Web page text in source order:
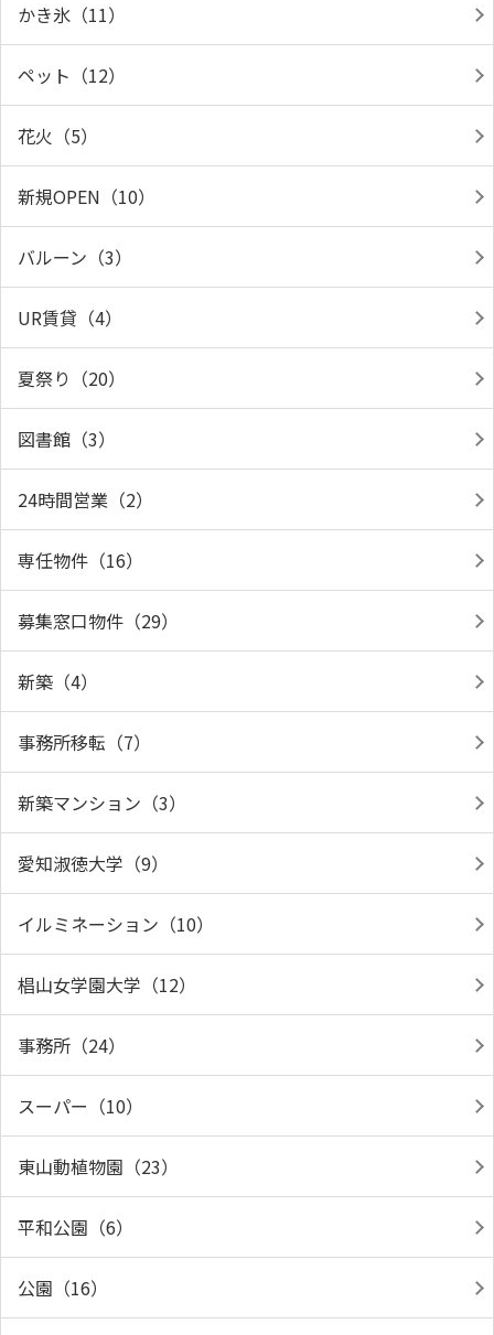
かき氷（11）
ペット（12）
花火（5）
新規OPEN（10）
バルーン（3）
UR賃貸（4）
夏祭り（20）
図書館（3）
24時間営業（2）
専任物件（16）
募集窓口物件（29）
新築（4）
事務所移転（7）
新築マンション（3）
愛知淑徳大学（9）
イルミネーション（10）
椙山女学園大学（12）
事務所（24）
スーパー（10）
東山動植物園（23）
平和公園（6）
公園（16）